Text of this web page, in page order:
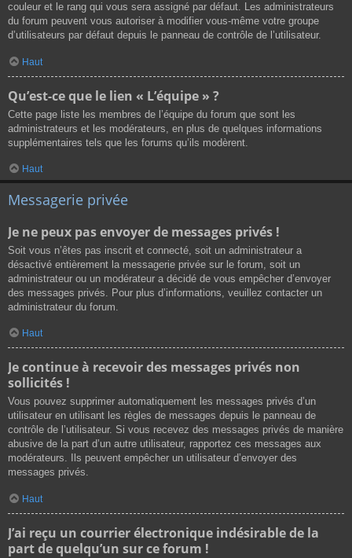
couleur et le rang qui vous sera assigné par défaut. Les administrateurs
du forum peuvent vous autoriser à modifier vous-même votre groupe
d’utilisateurs par défaut depuis le panneau de contrôle de l’utilisateur.
Haut
Qu’est-ce que le lien « L’équipe » ?
Cette page liste les membres de l’équipe du forum que sont les
administrateurs et les modérateurs, en plus de quelques informations
supplémentaires tels que les forums qu’ils modèrent.
Haut
Messagerie privée
Je ne peux pas envoyer de messages privés !
Soit vous n’êtes pas inscrit et connecté, soit un administrateur a
désactivé entièrement la messagerie privée sur le forum, soit un
administrateur ou un modérateur a décidé de vous empêcher d’envoyer
des messages privés. Pour plus d’informations, veuillez contacter un
administrateur du forum.
Haut
Je continue à recevoir des messages privés non
sollicités !
Vous pouvez supprimer automatiquement les messages privés d’un
utilisateur en utilisant les règles de messages depuis le panneau de
contrôle de l’utilisateur. Si vous recevez des messages privés de manière
abusive de la part d’un autre utilisateur, rapportez ces messages aux
modérateurs. Ils peuvent empêcher un utilisateur d’envoyer des
messages privés.
Haut
J’ai reçu un courrier électronique indésirable de la
part de quelqu’un sur ce forum !